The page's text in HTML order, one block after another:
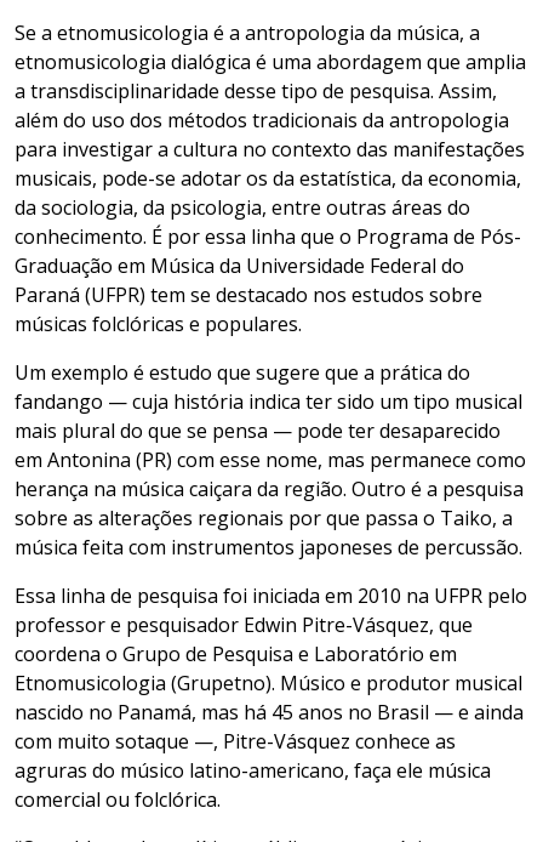
Se a etnomusicologia é a antropologia da música, a
etnomusicologia dialógica é uma abordagem que amplia
a transdisciplinaridade desse tipo de pesquisa. Assim,
além do uso dos métodos tradicionais da antropologia
para investigar a cultura no contexto das manifestações
musicais, pode-se adotar os da estatística, da economia,
da sociologia, da psicologia, entre outras áreas do
conhecimento. É por essa linha que o Programa de Pós-
Graduação em Música da Universidade Federal do
Paraná (UFPR) tem se destacado nos estudos sobre
músicas folclóricas e populares.
Um exemplo é estudo que sugere que a prática do
fandango — cuja história indica ter sido um tipo musical
mais plural do que se pensa — pode ter desaparecido
em Antonina (PR) com esse nome, mas permanece como
herança na música caiçara da região. Outro é a pesquisa
sobre as alterações regionais por que passa o Taiko, a
música feita com instrumentos japoneses de percussão.
Essa linha de pesquisa foi iniciada em 2010 na UFPR pelo
professor e pesquisador Edwin Pitre-Vásquez, que
coordena o Grupo de Pesquisa e Laboratório em
Etnomusicologia (Grupetno). Músico e produtor musical
nascido no Panamá, mas há 45 anos no Brasil — e ainda
com muito sotaque —, Pitre-Vásquez conhece as
agruras do músico latino-americano, faça ele música
comercial ou folclórica.